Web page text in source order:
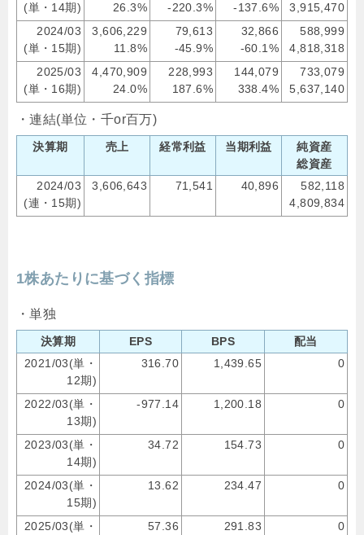
(単・14期)
26.3%
-220.3%
-137.6%
3,915,470
2024/03
(単・15期)
3,606,229
11.8%
79,613
-45.9%
32,866
-60.1%
588,999
4,818,318
2025/03
(単・16期)
4,470,909
24.0%
228,993
187.6%
144,079
338.4%
733,079
5,637,140
・連結(単位・千or百万)
決算期 売上 経常利益 当期利益
純資産
総資産
2024/03
(連・15期)
3,606,643 71,541 40,896
582,118
4,809,834
1株あたりに基づく指標
・単独
決算期 EPS BPS
配当
2021/03(単・
12期)
316.70 1,439.65 0
2022/03(単・
13期)
-977.14 1,200.18 0
2023/03(単・
14期)
34.72 154.73 0
2024/03(単・
15期)
13.62 234.47 0
2025/03(単・
57.36 291.83 0